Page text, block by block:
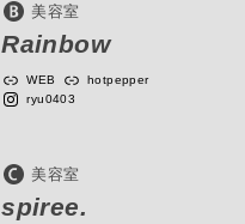
美容室
Rainbow
WEB
hotpepper
ryu0403
美容室
spiree.